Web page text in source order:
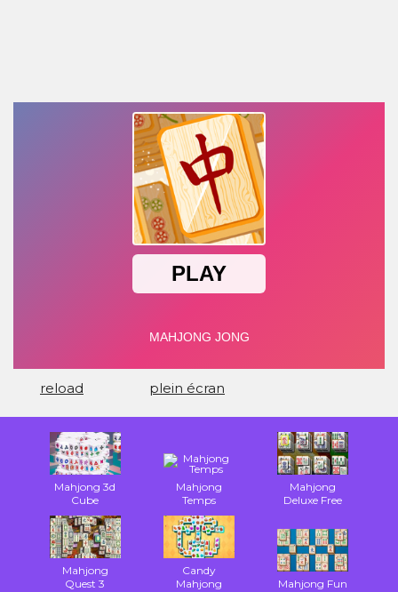
reload plein écran
Mahjong 3d
Cube
Mahjong
Temps
Mahjong
Deluxe Free
Mahjong
Quest 3
Candy
Mahjong
Mahjong Fun